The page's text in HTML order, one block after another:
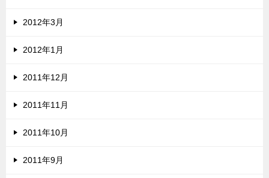
2012年3月
2012年1月
2011年12月
2011年11月
2011年10月
2011年9月